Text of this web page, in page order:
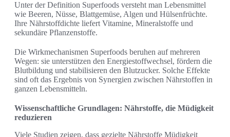
Unter der Definition Superfoods versteht man Lebensmittel
wie Beeren, Nüsse, Blattgemüse, Algen und Hülsenfrüchte.
Ihre Nährstoffdichte liefert Vitamine, Mineralstoffe und
sekundäre Pflanzenstoffe.
Die Wirkmechanismen Superfoods beruhen auf mehreren
Wegen: sie unterstützen den Energiestoffwechsel, fördern die
Blutbildung und stabilisieren den Blutzucker. Solche Effekte
sind oft das Ergebnis von Synergien zwischen Nährstoffen in
ganzen Lebensmitteln.
Wissenschaftliche Grundlagen: Nährstoffe, die Müdigkeit
reduzieren
Viele Studien zeigen, dass gezielte Nährstoffe Müdigkeit